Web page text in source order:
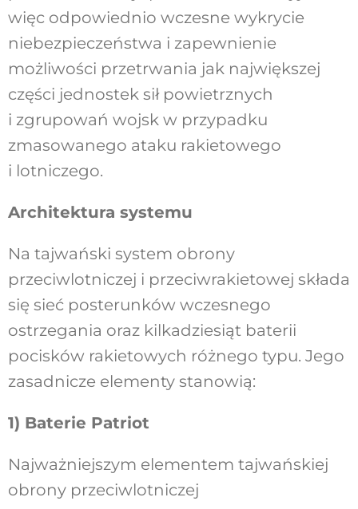
więc odpowiednio wczesne wykrycie
niebezpieczeństwa i zapewnienie
możliwości przetrwania jak największej
części jednostek sił powietrznych
i zgrupowań wojsk w przypadku
zmasowanego ataku rakietowego
i lotniczego.
Architektura systemu
Na tajwański system obrony
przeciwlotniczej i przeciwrakietowej składa
się sieć posterunków wczesnego
ostrzegania oraz kilkadziesiąt baterii
pocisków rakietowych różnego typu. Jego
zasadnicze elementy stanowią:
1) Baterie Patriot
Najważniejszym elementem tajwańskiej
obrony przeciwlotniczej